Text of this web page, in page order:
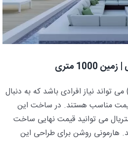
متری
تواند نیاز افرادی باشد که به دنبال
مناسب هستند. در ساخت این
می توانید قیمت نهایی ساخت
هارمونی روشن برای طراحی این